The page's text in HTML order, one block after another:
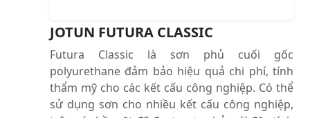
JOTUN FUTURA CLASSIC
Futura Classic là sơn phủ cuối gốc
polyurethane đảm bảo hiệu quả chi phí, tính
thẩm mỹ cho các kết cấu công nghiệp. Có thể
sử dụng sơn cho nhiều kết cấu công nghiệp,